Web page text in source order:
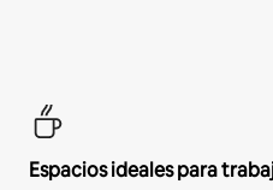
Espacios ideales para